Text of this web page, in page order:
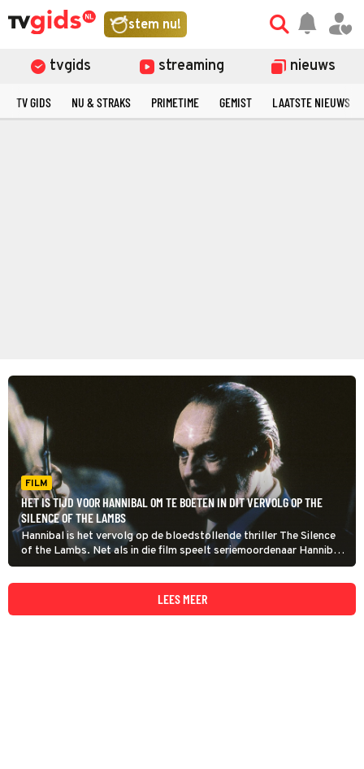
stem nu!
tvgids streaming nieuws
TV GIDS NU & STRAKS PRIMETIME GEMIST LAATSTE NIEUWS
FILM
HET IS TIJD VOOR HANNIBAL OM TE BOETEN IN DIT VERVOLG OP THE
SILENCE OF THE LAMBS
Hannibal is het vervolg op de bloedstollende thriller The Silence
of the Lambs. Net als in die film speelt seriemoordenaar Hannibal
‘The Cannibal’ Lecter een belangrijke rol.
LEES MEER